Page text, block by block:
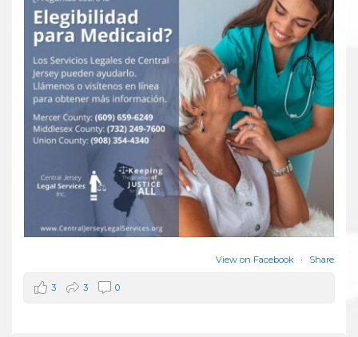
View on Facebook · Share
3 3 0